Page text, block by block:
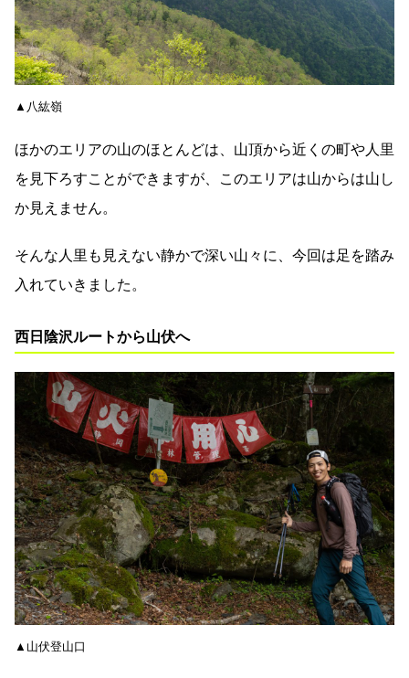
▲八紘嶺
ほかのエリアの山のほとんどは、山頂から近くの町や人里
を見下ろすことができますが、このエリアは山からは山し
か見えません。
そんな人里も見えない静かで深い山々に、今回は足を踏み
入れていきました。
西日陰沢ルートから山伏へ
▲山伏登山口